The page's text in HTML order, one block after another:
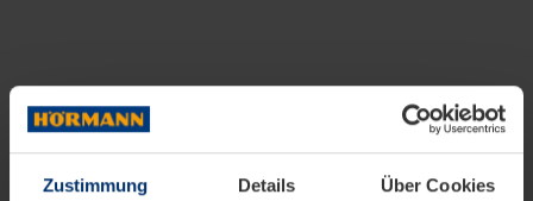
Zustimmung Details Über Cookies